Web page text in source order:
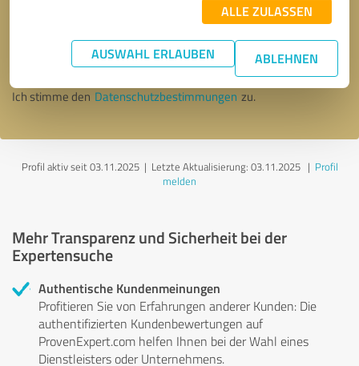
ALLE ZULASSEN
AUSWAHL ERLAUBEN ABLEHNEN
* Erforderliche Angaben
Nachricht senden
Ich stimme den Datenschutzbestimmungen zu.
Profil aktiv seit 03.11.2025 | Letzte Aktualisierung: 03.11.2025| Profil
melden
Mehr Transparenz und Sicherheit bei der
Expertensuche
Authentische Kundenmeinungen
Profitieren Sie von Erfahrungen anderer Kunden: Die
authentifizierten Kundenbewertungen auf
ProvenExpert.com helfen Ihnen bei der Wahl eines
Dienstleisters oder Unternehmens.